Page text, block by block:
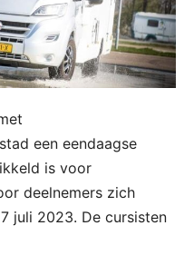
een eendaagse
is voor
deelnemers zich
juli 2023. De cursisten